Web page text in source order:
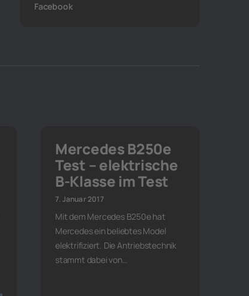
Facebook
Mercedes B250e
Test – elektrische
B-Klasse im Test
7. Januar 2017
Mit dem Mercedes B250e hat
Mercedes ein beliebtes Model
elektrifiziert. Die Antriebstechnik
stammt dabei von…